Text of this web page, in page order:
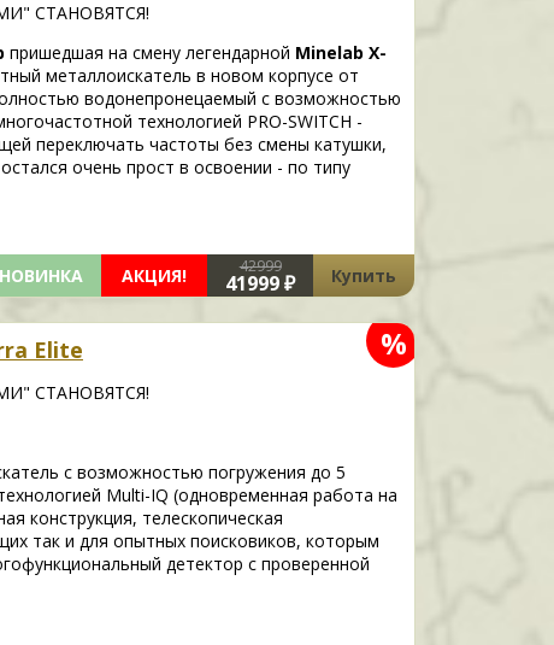
СТАНОВЯТСЯ!
пришедшая на смену легендарной Minelab X-
металлоискатель в новом корпусе от
водонепронецаемый с возможностью
технологией PRO-SWITCH -
переключать частоты без смены катушки,
очень прост в освоении - по типу
НОВИНКА АКЦИЯ! 42999
41999 ₽ Купить
%
Elite
СТАНОВЯТСЯ!
с возможностью погружения до 5
Multi-IQ (одновременная работа на
конструкция, телескопическая
так и для опытных поисковиков, которым
детектор с проверенной